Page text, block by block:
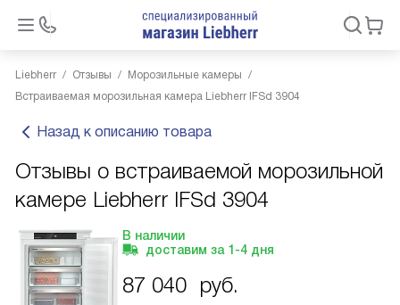
Liebherr Отзывы
Морозильные камеры
Встраиваемая морозильная камера Liebherr IFSd 3904
Назад к описанию товара
Отзывы о встраиваемой морозильной
камере Liebherr IFSd 3904
В наличии
доставим за 1-4 дня
87 040 руб.